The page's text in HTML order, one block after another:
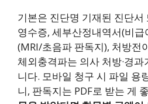
기본은 진단명 기재된 진단서
영수증, 세부산정내역서(비급
(MRI/초음파 판독지), 처방전
체외충격파는 의사 처방·경
니다. 모바일 청구 시 파일 용
니, 판독지는 PDF로 받는 게